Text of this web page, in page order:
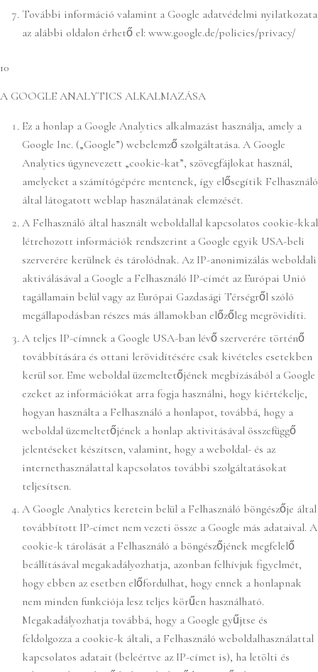
További információ valamint a Google adatvédelmi nyilatkozata
az alábbi oldalon érhető el: www.google.de/policies/privacy/
10
A GOOGLE ANALYTICS ALKALMAZÁSA
Ez a honlap a Google Analytics alkalmazást használja, amely a
Google Inc. („Google”) webelemző szolgáltatása. A Google
Analytics úgynevezett „cookie-kat”, szövegfájlokat használ,
amelyeket a számítógépére mentenek, így elősegítik Felhasználó
által látogatott weblap használatának elemzését.
A Felhasználó által használt weboldallal kapcsolatos cookie-kkal
létrehozott információk rendszerint a Google egyik USA-beli
szerverére kerülnek és tárolódnak. Az IP-anonimizálás weboldali
aktiválásával a Google a Felhasználó IP-címét az Európai Unió
tagállamain belül vagy az Európai Gazdasági Térségről szóló
megállapodásban részes más államokban előzőleg megrövidíti.
A teljes IP-címnek a Google USA-ban lévő szerverére történő
továbbítására és ottani lerövidítésére csak kivételes esetekben
kerül sor. Eme weboldal üzemeltetőjének megbízásából a Google
ezeket az információkat arra fogja használni, hogy kiértékelje,
hogyan használta a Felhasználó a honlapot, továbbá, hogy a
weboldal üzemeltetőjének a honlap aktivitásával összefüggő
jelentéseket készítsen, valamint, hogy a weboldal- és az
internethasználattal kapcsolatos további szolgáltatásokat
teljesítsen.
A Google Analytics keretein belül a Felhasználó böngészője által
továbbított IP-címet nem vezeti össze a Google más adataival. A
cookie-k tárolását a Felhasználó a böngészőjének megfelelő
beállításával megakadályozhatja, azonban felhívjuk figyelmét,
hogy ebben az esetben előfordulhat, hogy ennek a honlapnak
nem minden funkciója lesz teljes körűen használható.
Megakadályozhatja továbbá, hogy a Google gyűjtse és
feldolgozza a cookie-k általi, a Felhasználó weboldalhasználattal
kapcsolatos adatait (beleértve az IP-címet is), ha letölti és